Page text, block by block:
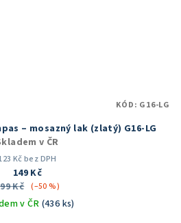
– mosazný lak (zlatý) G16-LG
v ČR
Kč bez DPH
149 Kč
Kč (–50 %)
v ČR (436 ks)
KÓD: G16-LG